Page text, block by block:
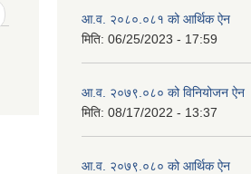
आ.व. २०८०.०८१ को आर्थिक ऐन
मिति: 06/25/2023 - 17:59
आ.व. २०७९.०८० को विनियोजन ऐन
मिति: 08/17/2022 - 13:37
आ.व. २०७९.०८० को आर्थिक ऐन